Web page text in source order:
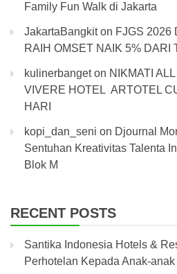
Family Fun Walk di Jakarta
JakartaBangkiton FJGS 2026
RAIH OMSET NAIK 5% DARI
kulinerbangeton NIKMATI
VIVERE HOTEL ARTOTEL
HARI
kopi_dan_seni on Djournal
Sentuhan Kreativitas Talenta
Blok M
RECENT POSTS
Santika Indonesia Hotels &
Perhotelan Kepada Anak-anak